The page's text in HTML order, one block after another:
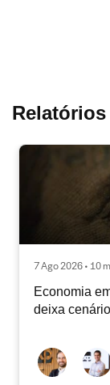
7 Ago 2026 • 10
Economia
deixa